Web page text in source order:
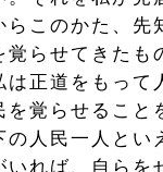
らこのかた、先
らせてきたも
正道をもって
覚らせること
人民一人とい
れば、自らを